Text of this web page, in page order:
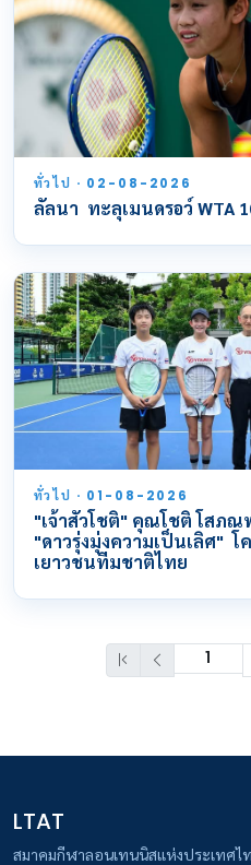
ทั่วไป · 02-08-2026
ลัลนา ทะลุเมนดรอว์ WTA
ทั่วไป · 01-08-2026
"เจ้าสัวโชติ" คุณโชติ โสภ
"ดาวรุ่งมุ่งความเป็นเลิศ" โ
เยาวชนทีมชาติไทย
LTAT
สมาคมกีฬาลอนเทนนิสแห่งประเทศไ